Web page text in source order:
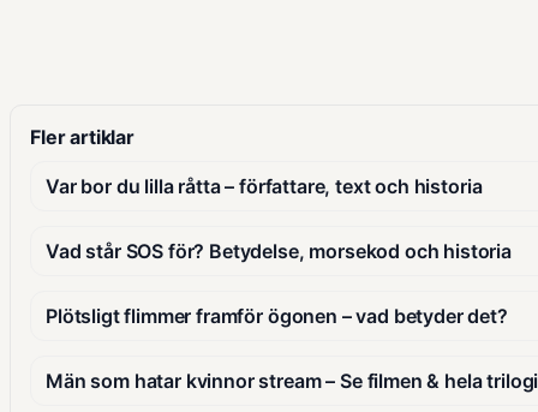
Fler artiklar
Var bor du lilla råtta – författare, text och historia
Vad står SOS för? Betydelse, morsekod och historia
Plötsligt flimmer framför ögonen – vad betyder det?
Män som hatar kvinnor stream – Se filmen & hela